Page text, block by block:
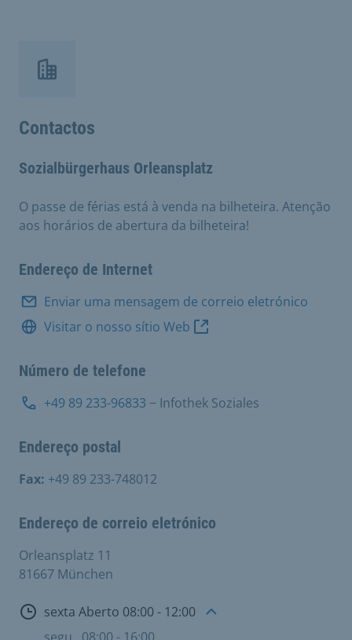
Contactos
Sozialbürgerhaus Orleansplatz
O passe de férias está à venda na bilheteira. Atenção
aos horários de abertura da bilheteira!
Endereço de Internet
Enviar uma mensagem de correio eletrónico
Visitar o nosso sítio Web
Número de telefone
+49 89 233-96833 − Infothek Soziales
Endereço postal
Fax: +49 89 233-748012
Endereço de correio eletrónico
Orleansplatz 11
81667 München
Aberto
sexta Aberto 08:00 - 12:00